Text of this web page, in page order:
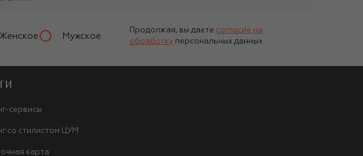
Женское Мужское
Продолжая, вы даете согласие на
обработку персональных данных
сервисы
со стилистом ЦУМ
карта